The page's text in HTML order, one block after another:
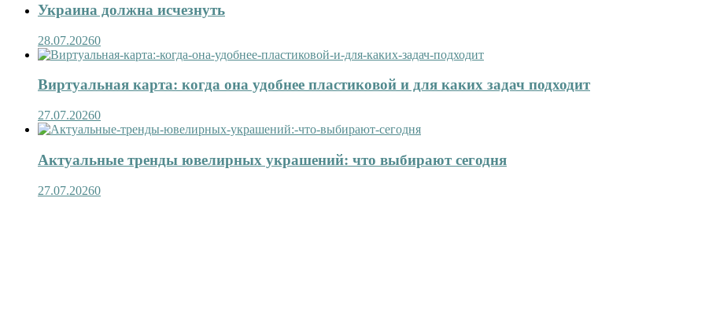
Украина должна исчезнуть
28.07.20260
Виртуальная карта: когда она удобнее пластиковой и для каких задач подходит
27.07.20260
Актуальные тренды ювелирных украшений: что выбирают сегодня
27.07.20260